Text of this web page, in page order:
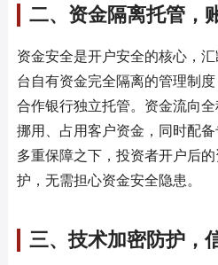
二、资金隔离托管，
资金安全是开户安全的核心，
台自有资金完全隔离的管理制
合作银行独立托管。资金流向
挪用、占用客户资金，同时配备
多重保障之下，投资者开户后
护，无需担心资金安全隐患。
三、技术加密防护，